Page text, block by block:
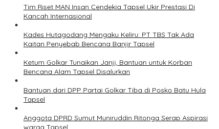
Tim Riset MAN Insan Cendekia Tapsel Ukir Prestasi Di
Kancah Internasional
Kades Hutagodang Mengaku Keliru: PT TBS Tak Ada
Kaitan Penyebab Bencana Banjir Tapsel
Ketum Golkar Tunaikan Janji, Bantuan untuk Korban
Bencana Alam Tapsel Disalurkan
Bantuan dari DPP Partai Golkar Tiba di Posko Batu Hula
Tapsel
Anggota DPRD Sumut Muniruddin Ritonga Serap Aspirasi
warga Tapsel